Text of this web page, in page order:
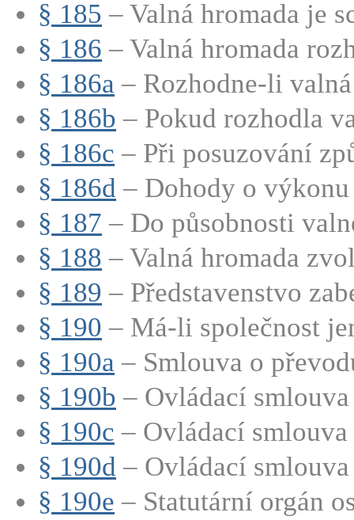
§ 185 – Valná hromada je
§ 186 – Valná hromada
§ 186a – Rozhodne-li
§ 186b – Pokud rozhodla
§ 186c – Při posuzování
§ 186d – Dohody o
§ 187 – Do působnosti
§ 188 – Valná hromada
§ 189 – Představenstvo
§ 190 – Má-li společnost
§ 190a – Smlouva o
§ 190b – Ovládací smlouva
§ 190c – Ovládací
§ 190d – Ovládací
§ 190e – Statutární orgán